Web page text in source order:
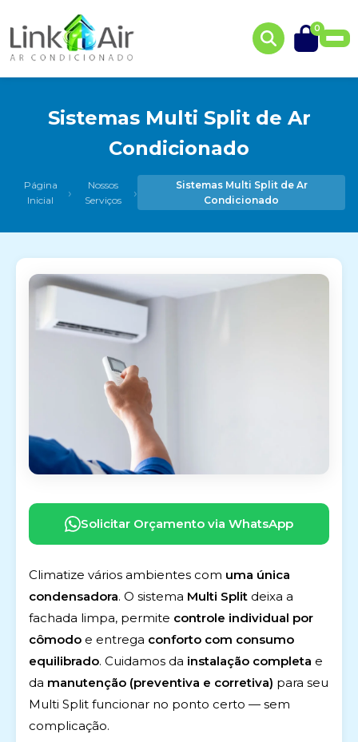
0
Sistemas Multi Split de Ar
Condicionado
Página
Inicial
›
Nossos
Serviços
›
Sistemas Multi Split de Ar
Condicionado
Solicitar Orçamento via WhatsApp
Climatize vários ambientes com uma única
condensadora. O sistema Multi Split deixa a
fachada limpa, permite controle individual por
cômodo e entrega conforto com consumo
equilibrado. Cuidamos da instalação completa e
da manutenção (preventiva e corretiva) para seu
Multi Split funcionar no ponto certo — sem
complicação.